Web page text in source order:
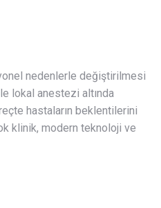
nedenlerle değiştirilmesi
lokal anestezi altında
hastaların beklentilerini
klinik, modern teknoloji ve